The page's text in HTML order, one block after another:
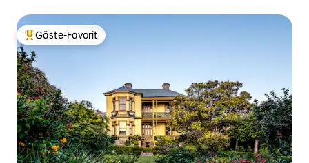
Beliebter Gäste-Favorit.
Gäste-Favorit